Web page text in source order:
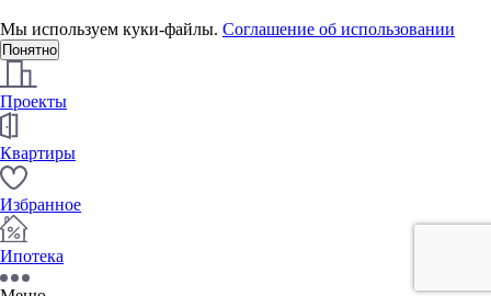
Мы используем куки-файлы. Соглашение об использовании
Понятно
Проекты
Квартиры
Избранное
Ипотека